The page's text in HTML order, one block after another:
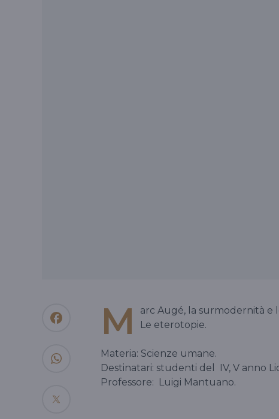
M
arc Augé, la surmodernità e
Le eterotopie.
Materia: Scienze umane.
Destinatari: studenti del
IV, V anno
Professore: Luigi Mantuano.